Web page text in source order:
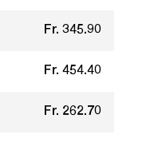
Fr. 345.90
Fr. 454.40
Fr. 262.70